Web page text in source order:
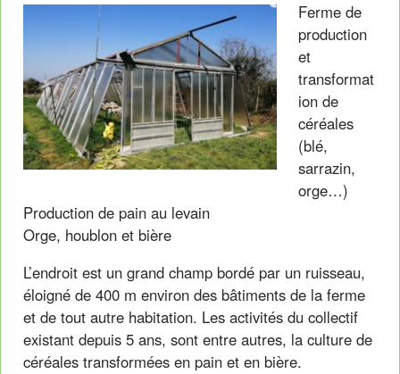
Ferme de
production
et
transformat
ion de
céréales
(blé,
sarrazin,
orge…)
Production de pain au levain
Orge, houblon et bière
L’endroit est un grand champ bordé par un ruisseau,
éloigné de 400 m environ des bâtiments de la ferme
et de tout autre habitation. Les activités du collectif
existant depuis 5 ans, sont entre autres, la culture de
céréales transformées en pain et en bière.